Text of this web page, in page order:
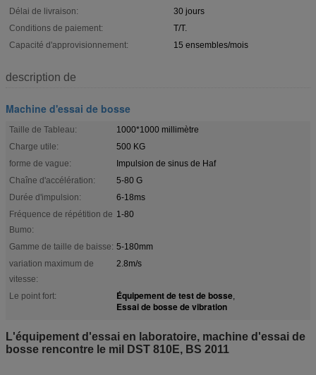
Délai de livraison:
30 jours
Conditions de paiement:
T/T.
Capacité d'approvisionnement:
15 ensembles/mois
description de
Machine d'essai de bosse
Taille de Tableau:
1000*1000 millimètre
Charge utile:
500 KG
forme de vague:
Impulsion de sinus de Haf
Chaîne d'accélération:
5-80 G
Durée d'impulsion:
6-18ms
Fréquence de répétition de
Bumo:
1-80
Gamme de taille de baisse: 5-180mm
variation maximum de
vitesse:
2.8m/s
Le point fort: Équipement de test de bosse,
Essai de bosse de vibration
L'équipement d'essai en laboratoire, machine d'essai de
bosse rencontre le mil DST 810E, BS 2011